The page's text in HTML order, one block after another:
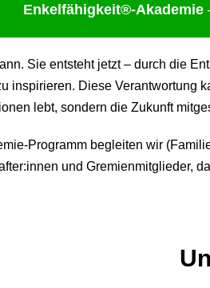
Enkelfähigkeit®-Akademie
Sie entsteht jetzt – durch die
inspirieren. Diese Verantwortung
lebt, sondern die Zukunft
Programm begleiten wir
und Gremienmitglieder,